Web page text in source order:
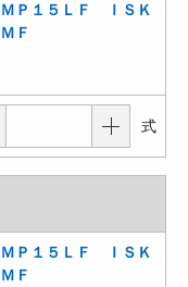
Ｐ１５ＬＦ ＩＳＫ
Ｆ
式
Ｐ１５ＬＦ ＩＳＫ
Ｆ